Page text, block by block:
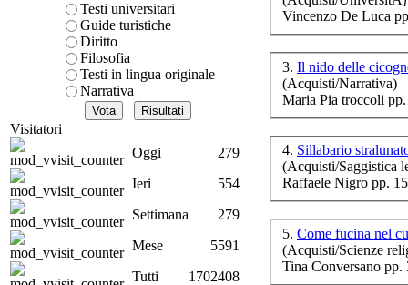
Testi universitari
Guide turistiche
Diritto
Filosofia
Testi in lingua originale
Narrativa
Visitatori
Oggi
279
Ieri
554
Settimana
279
Mese
5591
Tutti
1702408
A feed could not be
http://www.lastampa.it/
Vincenzo De Luca
3. Il nido delle
(Acquisti/Narrativa)
Maria Pia troccoli
4. Sillabario
(Acquisti/Saggistica
Raffaele Nigro pp.
5. Come fucina nel
(Acquisti/Scienze
Tina Conversano pp.